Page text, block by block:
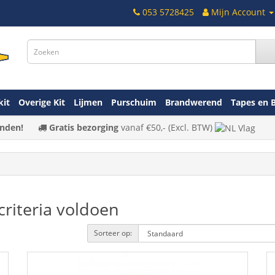
053 5728425 Mijn Account
Overige Kit Lijmen Purschuim Brandwerend Tapes en
Gratis bezorgingvanaf€50,- (Excl. BTW)
voldoen
Sorteer op: